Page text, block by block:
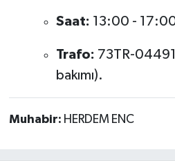
Saat: 13:00 -
Trafo: 73TR-04491
bakımı).
Muhabir: HERDEM ENC